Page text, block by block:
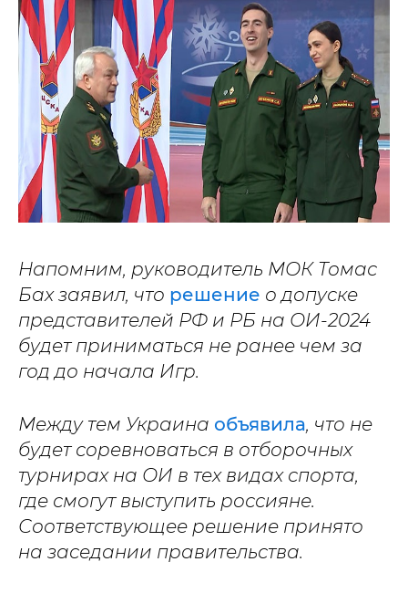
Напомним, руководитель МОК Томас
Бах заявил, что решение о допуске
представителей РФ и РБ на ОИ-2024
будет приниматься не ранее чем за
год до начала Игр.
Между тем Украина объявила, что не
будет соревноваться в отборочных
турнирах на ОИ в тех видах спорта,
где смогут выступить россияне.
Соответствующее решение принято
на заседании правительства.